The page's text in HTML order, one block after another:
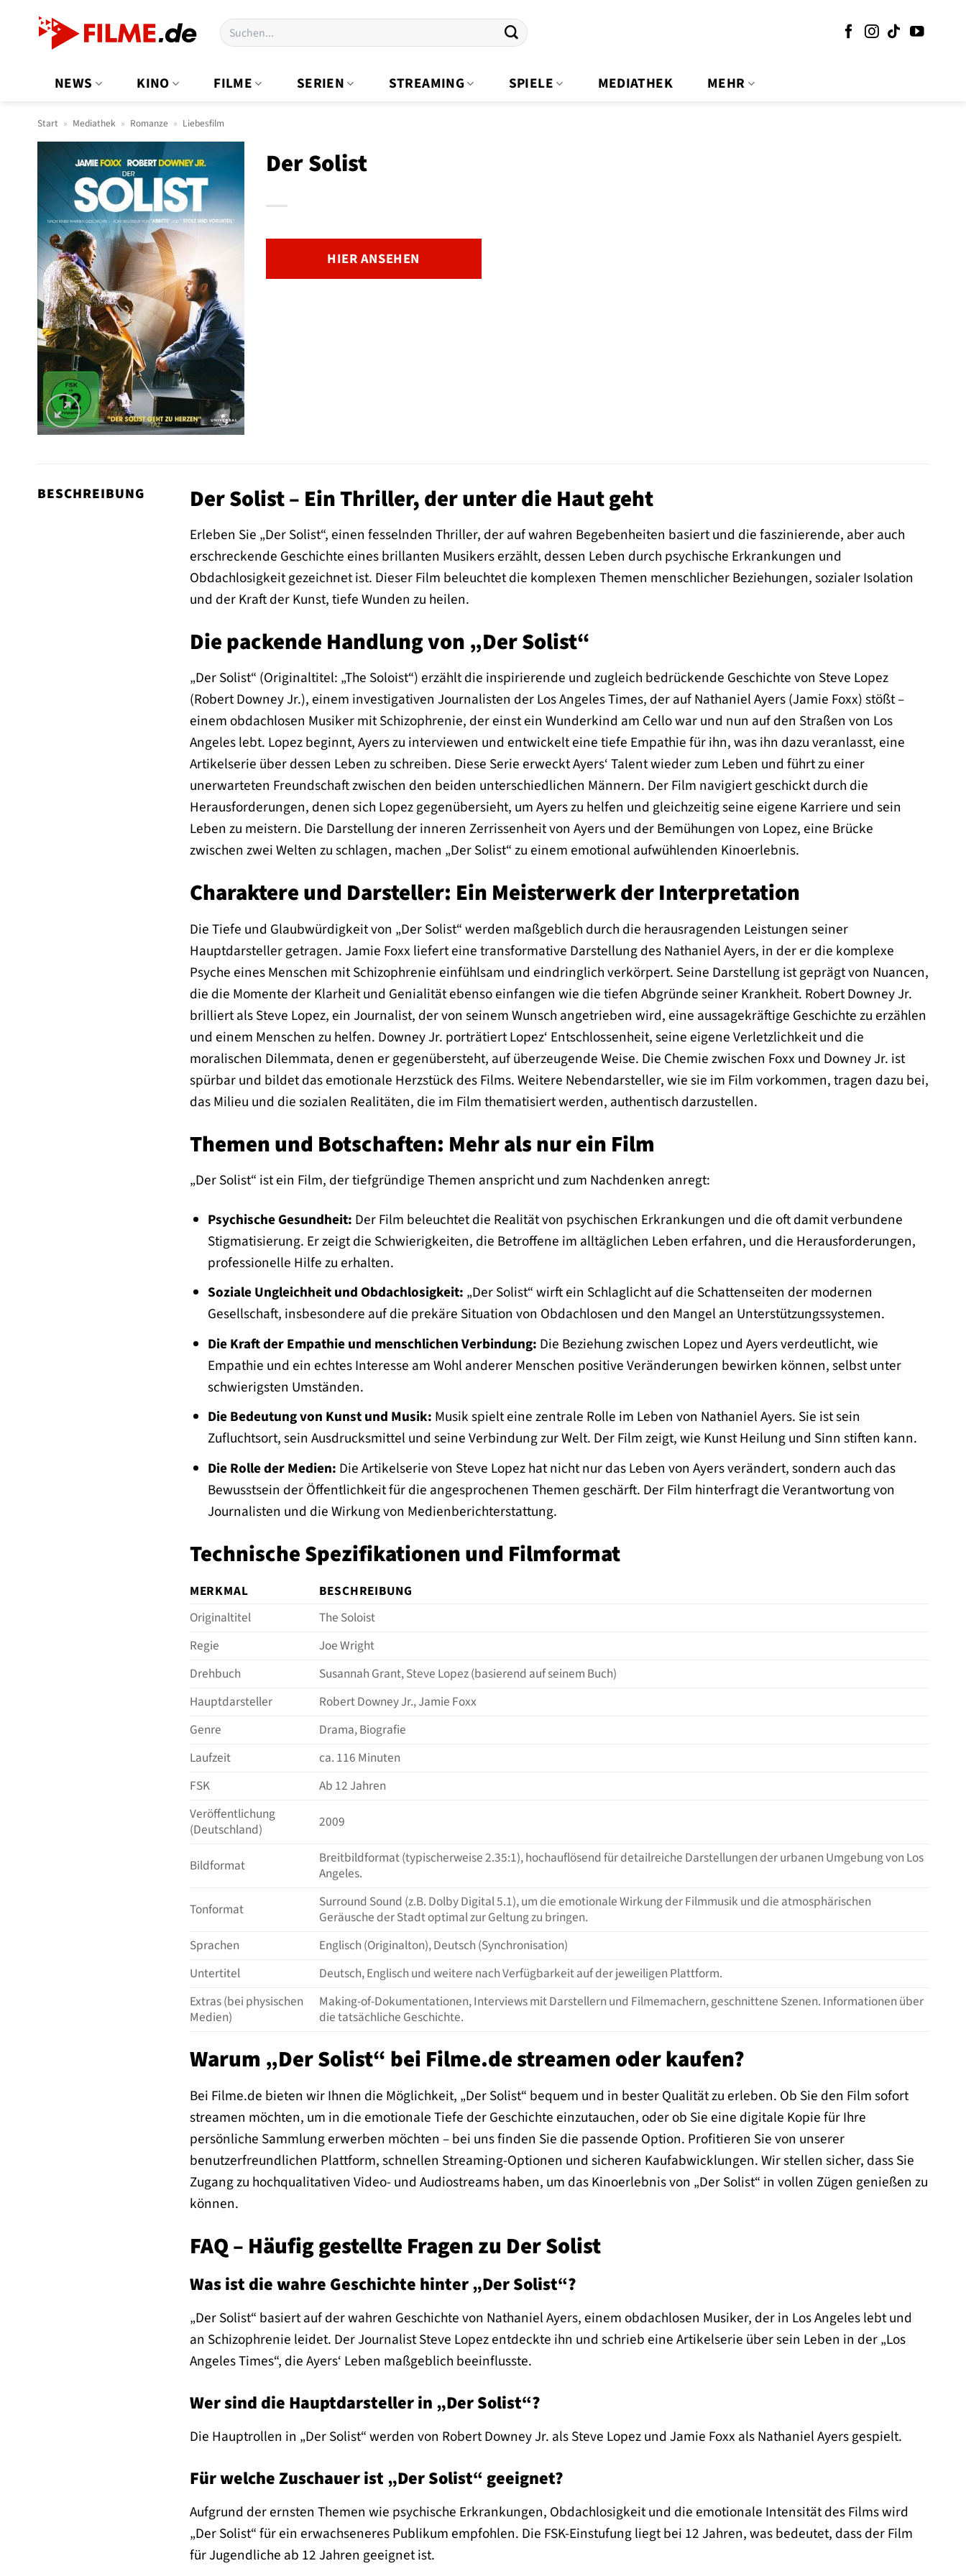
Suchen
nach:
NEWS KINO FILME SERIEN STREAMING SPIELE MEDIATHEK MEHR
Start » Mediathek » Romanze » Liebesfilm
Der Solist
HIER ANSEHEN
BESCHREIBUNG Der Solist – Ein Thriller, der unter die Haut geht
Erleben Sie „Der Solist“, einen fesselnden Thriller, der auf wahren Begebenheiten basiert und die faszinierende, aber auch
erschreckende Geschichte eines brillanten Musikers erzählt, dessen Leben durch psychische Erkrankungen und
Obdachlosigkeit gezeichnet ist. Dieser Film beleuchtet die komplexen Themen menschlicher Beziehungen, sozialer Isolation
und der Kraft der Kunst, tiefe Wunden zu heilen.
Die packende Handlung von „Der Solist“
„Der Solist“ (Originaltitel: „The Soloist“) erzählt die inspirierende und zugleich bedrückende Geschichte von Steve Lopez
(Robert Downey Jr.), einem investigativen Journalisten der Los Angeles Times, der auf Nathaniel Ayers (Jamie Foxx) stößt –
einem obdachlosen Musiker mit Schizophrenie, der einst ein Wunderkind am Cello war und nun auf den Straßen von Los
Angeles lebt. Lopez beginnt, Ayers zu interviewen und entwickelt eine tiefe Empathie für ihn, was ihn dazu veranlasst, eine
Artikelserie über dessen Leben zu schreiben. Diese Serie erweckt Ayers‘ Talent wieder zum Leben und führt zu einer
unerwarteten Freundschaft zwischen den beiden unterschiedlichen Männern. Der Film navigiert geschickt durch die
Herausforderungen, denen sich Lopez gegenübersieht, um Ayers zu helfen und gleichzeitig seine eigene Karriere und sein
Leben zu meistern. Die Darstellung der inneren Zerrissenheit von Ayers und der Bemühungen von Lopez, eine Brücke
zwischen zwei Welten zu schlagen, machen „Der Solist“ zu einem emotional aufwühlenden Kinoerlebnis.
Charaktere und Darsteller: Ein Meisterwerk der Interpretation
Die Tiefe und Glaubwürdigkeit von „Der Solist“ werden maßgeblich durch die herausragenden Leistungen seiner
Hauptdarsteller getragen. Jamie Foxx liefert eine transformative Darstellung des Nathaniel Ayers, in der er die komplexe
Psyche eines Menschen mit Schizophrenie einfühlsam und eindringlich verkörpert. Seine Darstellung ist geprägt von Nuancen,
die die Momente der Klarheit und Genialität ebenso einfangen wie die tiefen Abgründe seiner Krankheit. Robert Downey Jr.
brilliert als Steve Lopez, ein Journalist, der von seinem Wunsch angetrieben wird, eine aussagekräftige Geschichte zu erzählen
und einem Menschen zu helfen. Downey Jr. porträtiert Lopez‘ Entschlossenheit, seine eigene Verletzlichkeit und die
moralischen Dilemmata, denen er gegenübersteht, auf überzeugende Weise. Die Chemie zwischen Foxx und Downey Jr. ist
spürbar und bildet das emotionale Herzstück des Films. Weitere Nebendarsteller, wie sie im Film vorkommen, tragen dazu bei,
das Milieu und die sozialen Realitäten, die im Film thematisiert werden, authentisch darzustellen.
Themen und Botschaften: Mehr als nur ein Film
„Der Solist“ ist ein Film, der tiefgründige Themen anspricht und zum Nachdenken anregt:
Psychische Gesundheit: Der Film beleuchtet die Realität von psychischen Erkrankungen und die oft damit verbundene
Stigmatisierung. Er zeigt die Schwierigkeiten, die Betroffene im alltäglichen Leben erfahren, und die Herausforderungen,
professionelle Hilfe zu erhalten.
Soziale Ungleichheit und Obdachlosigkeit: „Der Solist“ wirft ein Schlaglicht auf die Schattenseiten der modernen
Gesellschaft, insbesondere auf die prekäre Situation von Obdachlosen und den Mangel an Unterstützungssystemen.
Die Kraft der Empathie und menschlichen Verbindung: Die Beziehung zwischen Lopez und Ayers verdeutlicht, wie
Empathie und ein echtes Interesse am Wohl anderer Menschen positive Veränderungen bewirken können, selbst unter
schwierigsten Umständen.
Die Bedeutung von Kunst und Musik: Musik spielt eine zentrale Rolle im Leben von Nathaniel Ayers. Sie ist sein
Zufluchtsort, sein Ausdrucksmittel und seine Verbindung zur Welt. Der Film zeigt, wie Kunst Heilung und Sinn stiften kann.
Die Rolle der Medien: Die Artikelserie von Steve Lopez hat nicht nur das Leben von Ayers verändert, sondern auch das
Bewusstsein der Öffentlichkeit für die angesprochenen Themen geschärft. Der Film hinterfragt die Verantwortung von
Journalisten und die Wirkung von Medienberichterstattung.
Technische Spezifikationen und Filmformat
MERKMAL
BESCHREIBUNG
Originaltitel
The Soloist
Regie
Joe Wright
Drehbuch
Susannah Grant, Steve Lopez (basierend auf seinem Buch)
Hauptdarsteller
Robert Downey Jr., Jamie Foxx
Genre
Drama, Biografie
Laufzeit
ca. 116 Minuten
FSK
Ab 12 Jahren
Veröffentlichung
(Deutschland)
2009
Bildformat
Breitbildformat (typischerweise 2.35:1), hochauflösend für detailreiche Darstellungen der urbanen Umgebung von Los
Angeles.
Tonformat
Surround Sound (z.B. Dolby Digital 5.1), um die emotionale Wirkung der Filmmusik und die atmosphärischen
Geräusche der Stadt optimal zur Geltung zu bringen.
Sprachen
Englisch (Originalton), Deutsch (Synchronisation)
Untertitel
Deutsch, Englisch und weitere nach Verfügbarkeit auf der jeweiligen Plattform.
Extras (bei physischen
Medien)
Making-of-Dokumentationen, Interviews mit Darstellern und Filmemachern, geschnittene Szenen. Informationen über
die tatsächliche Geschichte.
Warum „Der Solist“ bei Filme.de streamen oder kaufen?
Bei Filme.de bieten wir Ihnen die Möglichkeit, „Der Solist“ bequem und in bester Qualität zu erleben. Ob Sie den Film sofort
streamen möchten, um in die emotionale Tiefe der Geschichte einzutauchen, oder ob Sie eine digitale Kopie für Ihre
persönliche Sammlung erwerben möchten – bei uns finden Sie die passende Option. Profitieren Sie von unserer
benutzerfreundlichen Plattform, schnellen Streaming-Optionen und sicheren Kaufabwicklungen. Wir stellen sicher, dass Sie
Zugang zu hochqualitativen Video- und Audiostreams haben, um das Kinoerlebnis von „Der Solist“ in vollen Zügen genießen zu
können.
FAQ – Häufig gestellte Fragen zu Der Solist
Was ist die wahre Geschichte hinter „Der Solist“?
„Der Solist“ basiert auf der wahren Geschichte von Nathaniel Ayers, einem obdachlosen Musiker, der in Los Angeles lebt und
an Schizophrenie leidet. Der Journalist Steve Lopez entdeckte ihn und schrieb eine Artikelserie über sein Leben in der „Los
Angeles Times“, die Ayers‘ Leben maßgeblich beeinflusste.
Wer sind die Hauptdarsteller in „Der Solist“?
Die Hauptrollen in „Der Solist“ werden von Robert Downey Jr. als Steve Lopez und Jamie Foxx als Nathaniel Ayers gespielt.
Für welche Zuschauer ist „Der Solist“ geeignet?
Aufgrund der ernsten Themen wie psychische Erkrankungen, Obdachlosigkeit und die emotionale Intensität des Films wird
„Der Solist“ für ein erwachseneres Publikum empfohlen. Die FSK-Einstufung liegt bei 12 Jahren, was bedeutet, dass der Film
für Jugendliche ab 12 Jahren geeignet ist.